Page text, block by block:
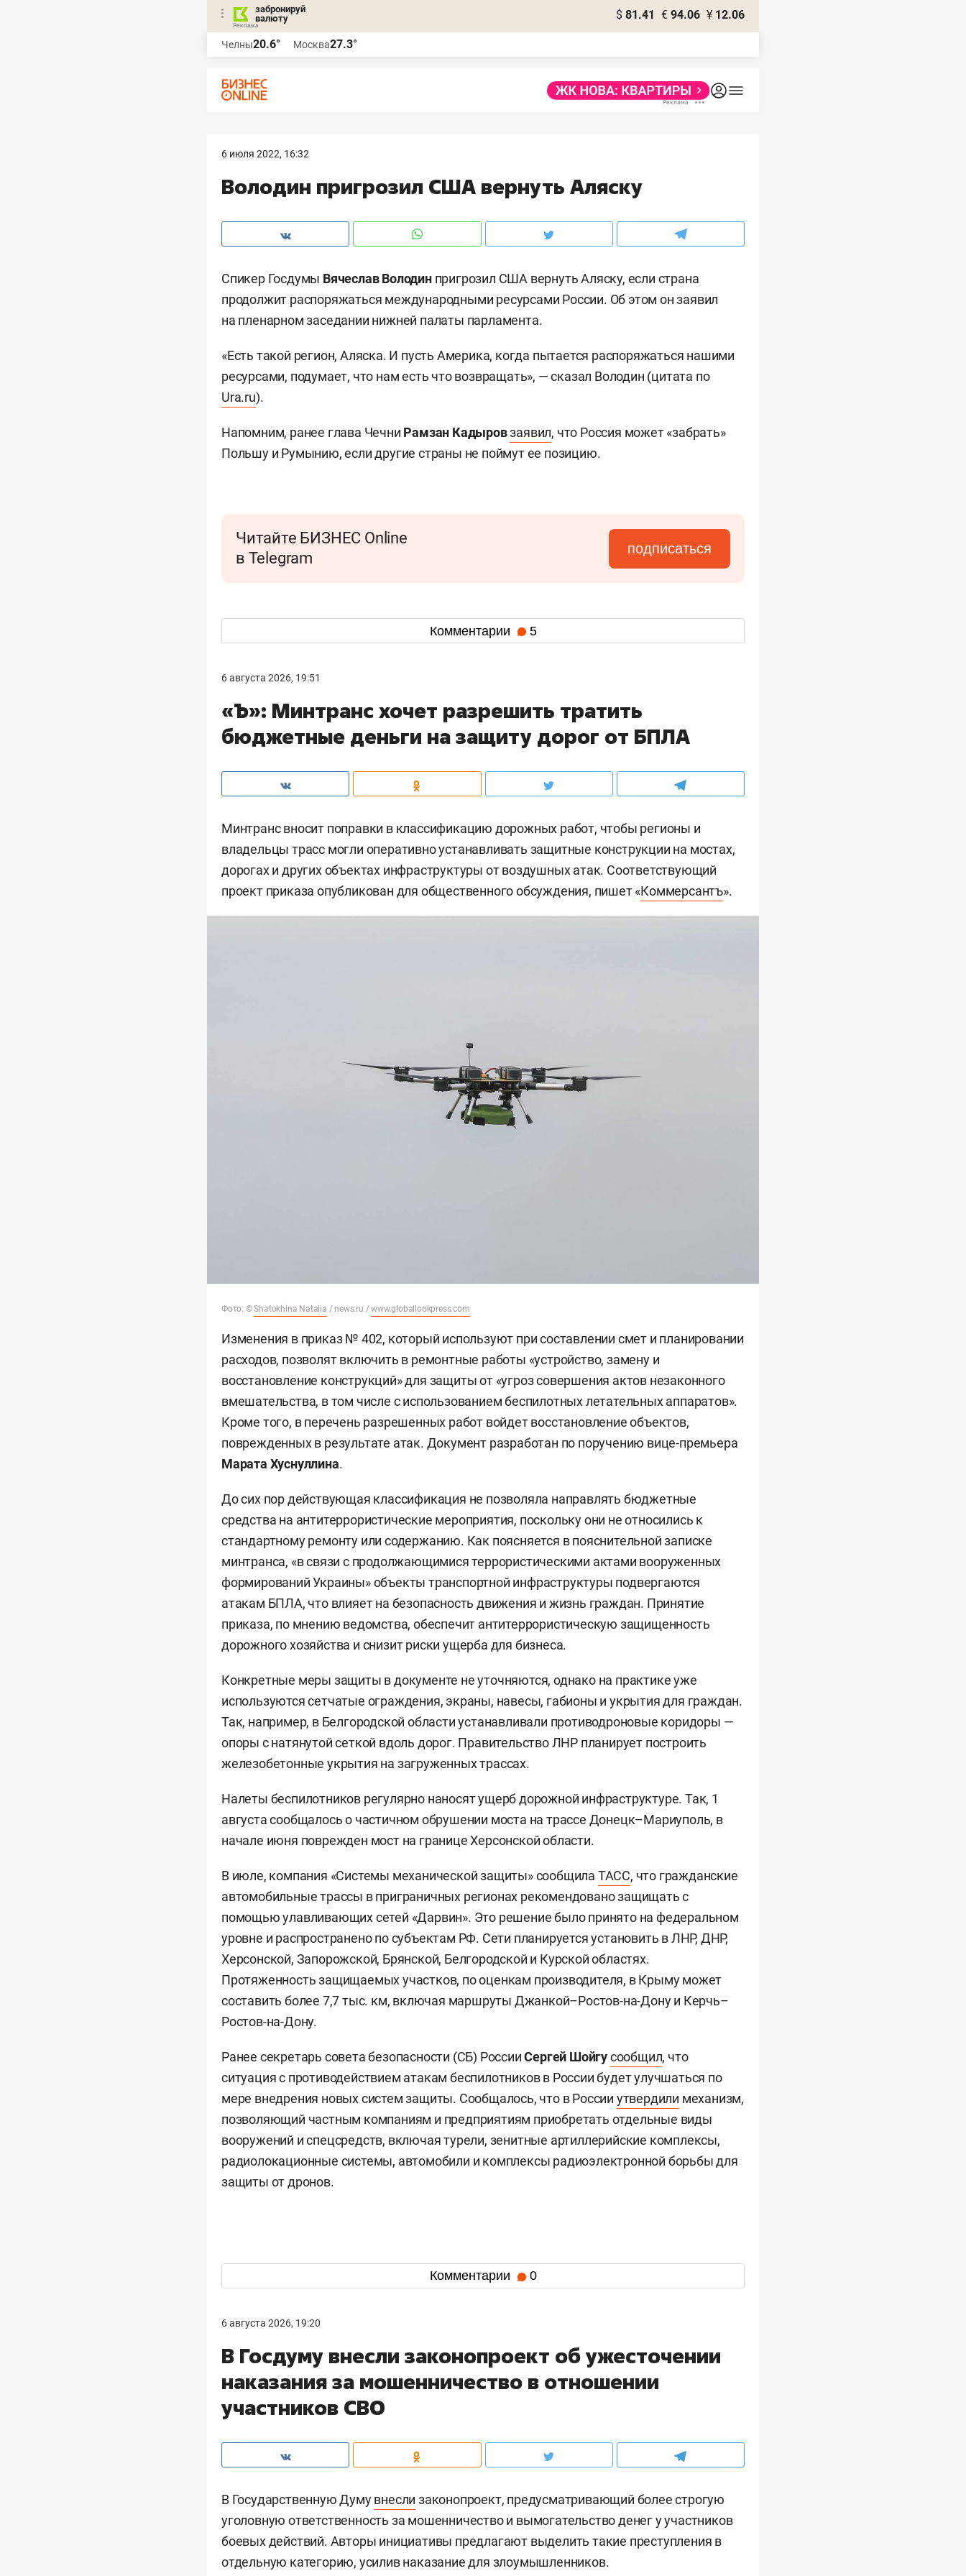
забронируй
валюту
$ 81.41 € 94.06 ¥ 12.06
Челны20.6° Москва27.3°
6 июля 2022, 16:32
Володин пригрозил США вернуть Аляску
Спикер Госдумы ВячеславВолодинпригрозил США вернуть Аляску, если страна
продолжит распоряжаться международными ресурсами России. Об этом он заявил
на пленарном заседании нижней палаты парламента.
«Есть такой регион, Аляска. И пусть Америка, когда пытается распоряжаться нашими
ресурсами, подумает, что нам есть что возвращать», — сказал Володин (цитата по
Ura.ru).
Напомним, ранее глава Чечни Рамзан Кадыровзаявил, что Россия может «забрать»
Польшу и Румынию, если другие страны не поймут ее позицию.
Читайте БИЗНЕС Online
в Telegram
подписаться
Комментарии 5
6 августа 2026, 19:51
«Ъ»: Минтранс хочет разрешить тратить
бюджетные деньги на защиту дорог от БПЛА
Минтранс вносит поправки в классификацию дорожных работ, чтобы регионы и
владельцы трасс могли оперативно устанавливать защитные конструкции на мостах,
дорогах и других объектах инфраструктуры от воздушных атак. Соответствующий
проект приказа опубликован для общественного обсуждения, пишет «Коммерсантъ».
Фото: ©Shatokhina Natalia / news.ru /www.globallookpress.com
Изменения в приказ № 402, который используют при составлении смет и планировании
расходов, позволят включить в ремонтные работы «устройство, замену и
восстановление конструкций» для защиты от «угроз совершения актов незаконного
вмешательства, в том числе с использованием беспилотных летательных аппаратов».
Кроме того, в перечень разрешенных работ войдет восстановление объектов,
поврежденных в результате атак. Документ разработан по поручению вице-премьера
Марата Хуснуллина.
До сих пор действующая классификация не позволяла направлять бюджетные
средства на антитеррористические мероприятия, поскольку они не относились к
стандартному ремонту или содержанию. Как поясняется в пояснительной записке
минтранса, «в связи с продолжающимися террористическими актами вооруженных
формирований Украины» объекты транспортной инфраструктуры подвергаются
атакам БПЛА, что влияет на безопасность движения и жизнь граждан. Принятие
приказа, по мнению ведомства, обеспечит антитеррористическую защищенность
дорожного хозяйства и снизит риски ущерба для бизнеса.
Конкретные меры защиты в документе не уточняются, однако на практике уже
используются сетчатые ограждения, экраны, навесы, габионы и укрытия для граждан.
Так, например, в Белгородской области устанавливали противодроновые коридоры —
опоры с натянутой сеткой вдоль дорог. Правительство ЛНР планирует построить
железобетонные укрытия на загруженных трассах.
Налеты беспилотников регулярно наносят ущерб дорожной инфраструктуре. Так, 1
августа сообщалось о частичном обрушении моста на трассе Донецк–Мариуполь, в
начале июня поврежден мост на границе Херсонской области.
В июле, компания «Системы механической защиты» сообщила ТАСС, что гражданские
автомобильные трассы в приграничных регионах рекомендовано защищать с
помощью улавливающих сетей «Дарвин». Это решение было принято на федеральном
уровне и распространено по субъектам РФ. Сети планируется установить в ЛНР, ДНР,
Херсонской, Запорожской, Брянской, Белгородской и Курской областях.
Протяженность защищаемых участков, по оценкам производителя, в Крыму может
составить более 7,7 тыс. км, включая маршруты Джанкой–Ростов-на-Дону и Керчь–
Ростов-на-Дону.
Ранее секретарь совета безопасности (СБ) РоссииСергей Шойгусообщил, что
ситуация с противодействием атакам беспилотников в России будет улучшаться по
мере внедрения новых систем защиты. Сообщалось, что в России утвердили механизм,
позволяющий частным компаниям и предприятиям приобретать отдельные виды
вооружений и спецсредств, включая турели, зенитные артиллерийские комплексы,
радиолокационные системы, автомобили и комплексы радиоэлектронной борьбы для
защиты от дронов.
Комментарии 0
6 августа 2026, 19:20
В Госдуму внесли законопроект об ужесточении
наказания за мошенничество в отношении
участников СВО
В Государственную Думувнесли законопроект, предусматривающий более строгую
уголовную ответственность за мошенничество и вымогательство денег у участников
боевых действий. Авторы инициативы предлагают выделить такие преступления в
отдельную категорию, усилив наказание для злоумышленников.